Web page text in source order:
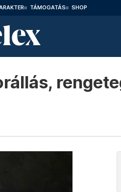
TÁMOGATÁS SHOP